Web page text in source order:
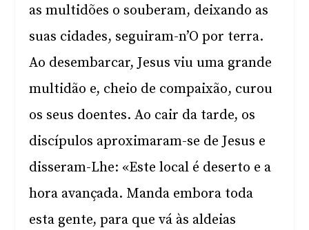
as multidões o souberam, deixando as
suas cidades, seguiram-n’O por terra.
Ao desembarcar, Jesus viu uma grande
multidão e, cheio de compaixão, curou
os seus doentes. Ao cair da tarde, os
discípulos aproximaram-se de Jesus e
disseram-Lhe: «Este local é deserto e a
hora avançada. Manda embora toda
esta gente, para que vá às aldeias